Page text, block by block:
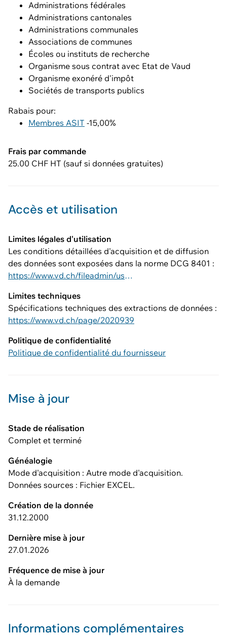
Administrations fédérales
Administrations cantonales
Administrations communales
Associations de communes
Écoles ou instituts de recherche
Organisme sous contrat avec Etat de Vaud
Organisme exonéré d'impôt
Sociétés de transports publics
Rabais pour:
Membres ASIT -15,00%
Frais par commande
25.00 CHF HT (sauf si données gratuites)
Accès et utilisation
Limites légales d'utilisation
Les conditions détaillées d'acquisition et de diffusion
des données sont exposées dans la norme DCG 8401 :
https://www.vd.ch/fileadmin/user_upload/dinf/8000/8401.pdf
Limites techniques
Spécifications techniques des extractions de données :
https://www.vd.ch/page/2020939
Politique de confidentialité
Politique de confidentialité du fournisseur
Mise à jour
Stade de réalisation
Complet et terminé
Généalogie
Mode d'acquisition : Autre mode d'acquisition.
Données sources : Fichier EXCEL.
Création de la donnée
31.12.2000
Dernière mise à jour
27.01.2026
Fréquence de mise à jour
À la demande
Informations complémentaires